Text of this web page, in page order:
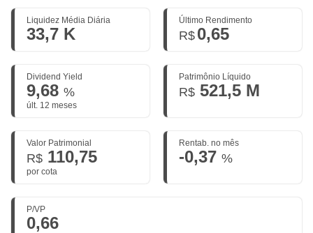
Liquidez Média Diária
33,7 K
Último Rendimento
R$ 0,65
Dividend Yield
9,68 %
últ. 12 meses
Patrimônio Líquido
R$ 521,5 M
Valor Patrimonial
R$ 110,75
por cota
Rentab. no mês
-0,37 %
P/VP
0,66